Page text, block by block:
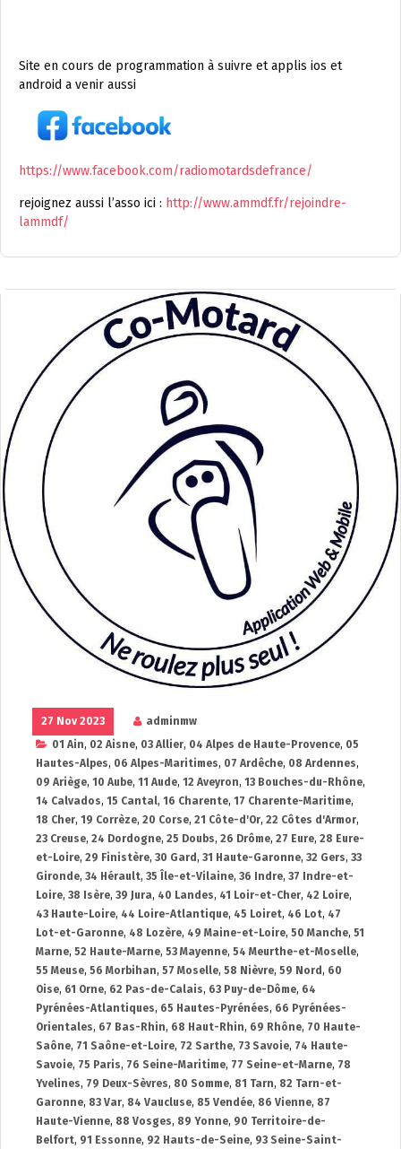
Site en cours de programmation à suivre et applis ios et
android a venir aussi
https://www.facebook.com/radiomotardsdefrance/
rejoignez aussi l’asso ici : http://www.ammdf.fr/rejoindre-
lammdf/
27 Nov 2023
adminmw
01 Ain, 02 Aisne, 03 Allier, 04 Alpes de Haute-Provence, 05
Hautes-Alpes, 06 Alpes-Maritimes, 07 Ardêche, 08 Ardennes,
09 Ariège, 10 Aube, 11 Aude, 12 Aveyron, 13 Bouches-du-Rhône,
14 Calvados, 15 Cantal, 16 Charente, 17 Charente-Maritime,
18 Cher, 19 Corrèze, 20 Corse, 21 Côte-d'Or, 22 Côtes d'Armor,
23 Creuse, 24 Dordogne, 25 Doubs, 26 Drôme, 27 Eure, 28 Eure-
et-Loire, 29 Finistère, 30 Gard, 31 Haute-Garonne, 32 Gers, 33
Gironde, 34 Hérault, 35 Île-et-Vilaine, 36 Indre, 37 Indre-et-
Loire, 38 Isère, 39 Jura, 40 Landes, 41 Loir-et-Cher, 42 Loire,
43 Haute-Loire, 44 Loire-Atlantique, 45 Loiret, 46 Lot, 47
Lot-et-Garonne, 48 Lozère, 49 Maine-et-Loire, 50 Manche, 51
Marne, 52 Haute-Marne, 53 Mayenne, 54 Meurthe-et-Moselle,
55 Meuse, 56 Morbihan, 57 Moselle, 58 Nièvre, 59 Nord, 60
Oise, 61 Orne, 62 Pas-de-Calais, 63 Puy-de-Dôme, 64
Pyrénées-Atlantiques, 65 Hautes-Pyrénées, 66 Pyrénées-
Orientales, 67 Bas-Rhin, 68 Haut-Rhin, 69 Rhône, 70 Haute-
Saône, 71 Saône-et-Loire, 72 Sarthe, 73 Savoie, 74 Haute-
Savoie, 75 Paris, 76 Seine-Maritime, 77 Seine-et-Marne, 78
Yvelines, 79 Deux-Sèvres, 80 Somme, 81 Tarn, 82 Tarn-et-
Garonne, 83 Var, 84 Vaucluse, 85 Vendée, 86 Vienne, 87
Haute-Vienne, 88 Vosges, 89 Yonne, 90 Territoire-de-
Belfort, 91 Essonne, 92 Hauts-de-Seine, 93 Seine-Saint-